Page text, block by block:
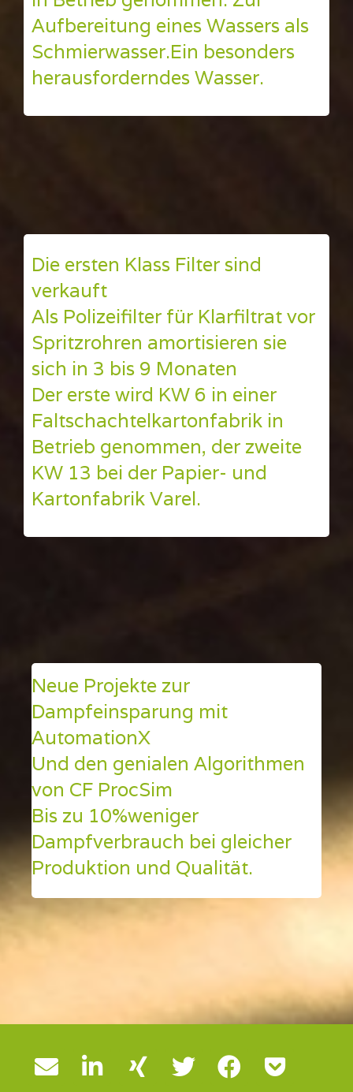
Aufbereitung eines Wassers als
Schmierwasser.Ein besonders
herausforderndes Wasser.
Die ersten Klass Filter sind
verkauft
Als Polizeifilter für Klarfiltrat vor
Spritzrohren amortisieren sie
sich in 3 bis 9 Monaten
Der erste wird KW 6 in einer
Faltschachtelkartonfabrik in
Betrieb genommen, der zweite
KW 13 bei der Papier- und
Kartonfabrik Varel.
Neue Projekte zur
Dampfeinsparung mit
AutomationX
Und den genialen Algorithmen
von CF ProcSim
Bis zu 10%weniger
Dampfverbrauch bei gleicher
Produktion und Qualität.